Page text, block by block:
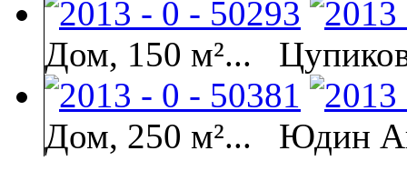
Дом, 150 м²...
Дом, 250 м²...
Юдин